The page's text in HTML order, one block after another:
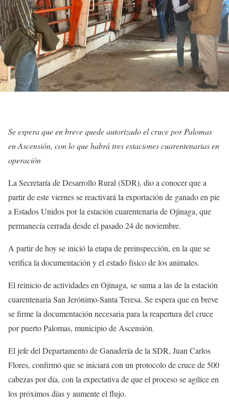
Se espera que en breve quede autorizado el cruce por Palomas
en Ascensión, con lo que habrá tres estaciones cuarentenarias en
operación
La Secretaría de Desarrollo Rural (SDR), dio a conocer que a
partir de este viernes se reactivará la exportación de ganado en pie
a Estados Unidos por la estación cuarentenaria de Ojinaga, que
permanecía cerrada desde el pasado 24 de noviembre.
A partir de hoy se inició la etapa de preinspección, en la que se
verifica la documentación y el estado físico de los animales.
El reinicio de actividades en Ojinaga, se suma a las de la estación
cuarentenaria San Jerónimo-Santa Teresa. Se espera que en breve
se firme la documentación necesaria para la reapertura del cruce
por puerto Palomas, municipio de Ascensión.
El jefe del Departamento de Ganadería de la SDR, Juan Carlos
Flores, confirmó que se iniciará con un protocolo de cruce de 500
cabezas por día, con la expectativa de que el proceso se agilice en
los próximos días y aumente el flujo.